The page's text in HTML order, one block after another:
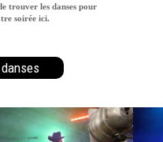
trouver les danses pour
soirée ici.
danses